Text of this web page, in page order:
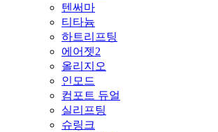
텐써마
티타늄
하트리프팅
에어젯2
올리지오
인모드
컴포트 듀얼
실리프팅
슈링크